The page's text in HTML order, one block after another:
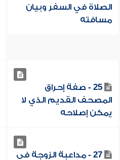
الصلاة في السفر وبيان
مسافته
25 - صفة إحراق
المصحف القديم الذي لا
يمكن إصلاحه
27 - مداعبة الزوجة في